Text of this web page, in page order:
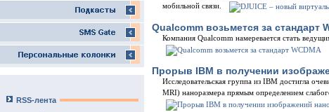
RSS-лента
мобильной связи.
Qualcomm возьмется за стандарт
Компания Qualcomm намеревается стать
Прорыв IBM в получении
Исследовательская группа из IBM достигла
MRI) наноразмера прямым определением